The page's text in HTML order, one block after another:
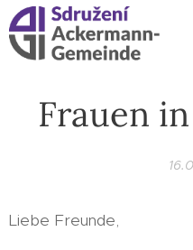
Frauen
Liebe Freunde,